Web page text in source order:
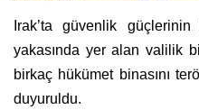
Irak’ta güvenlik
yakasında yer alan valilik
birkaç hükümet binasını
duyuruldu.